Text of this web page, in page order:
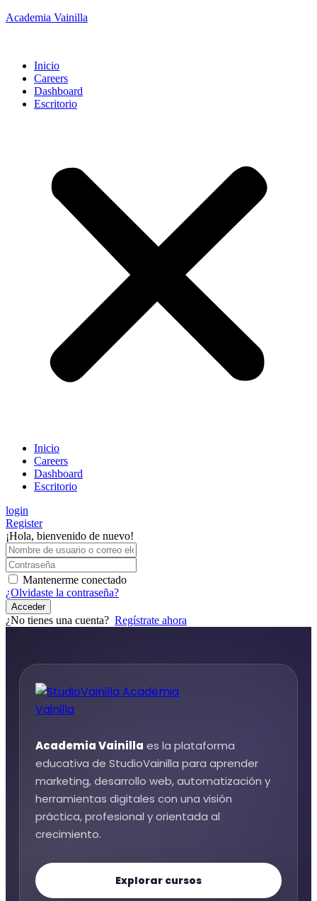
Academia Vainilla
Inicio
Careers
Dashboard
Escritorio
Inicio
Careers
Dashboard
Escritorio
login
Register
¡Hola, bienvenido de nuevo!
Mantenerme conectado
¿Olvidaste la contraseña?
Acceder
¿No tienes una cuenta? Regístrate ahora
Academia Vainilla es la plataforma
educativa de StudioVainilla para aprender
marketing, desarrollo web, automatización y
herramientas digitales con una visión
práctica, profesional y orientada al
crecimiento.
Explorar cursos